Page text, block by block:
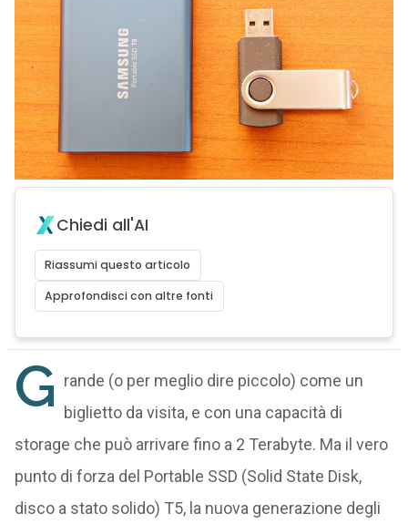
Chiedi all'AI
Riassumi questo articolo
Approfondisci con altre fonti
G rande (o per meglio dire piccolo) come un
biglietto da visita, e con una capacità di
storage che può arrivare fino a 2 Terabyte. Ma il vero
punto di forza del Portable SSD (Solid State Disk,
disco a stato solido) T5, la nuova generazione degli